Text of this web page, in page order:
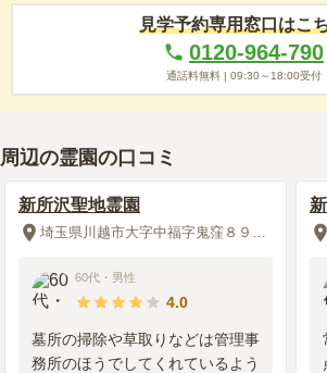
見学予約専用窓口はこ
0120-964-790
通話料無料 | 09:30～18:00受付
周辺の霊園の口コミ
新所沢聖地霊園
埼玉県川越市大字中福字鬼窪８９６－１
60代 ・ 男性
4.0
墓所の掃除や草取りなどは管理事
務所のほうでしてくれているよう